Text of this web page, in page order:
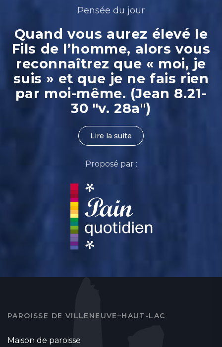
Pensée du jour
Quand vous aurez élevé le
Fils de l’homme, alors vous
reconnaîtrez que « moi, je
suis » et que je ne fais rien
par moi-même. (Jean 8.21-
30 "v. 28a")
Lire la suite
Proposé par :
PAROISSE DE VILLENEUVE–HAUT-LAC
Maison de paroisse